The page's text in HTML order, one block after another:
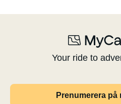
Your ride to
Prenumerera